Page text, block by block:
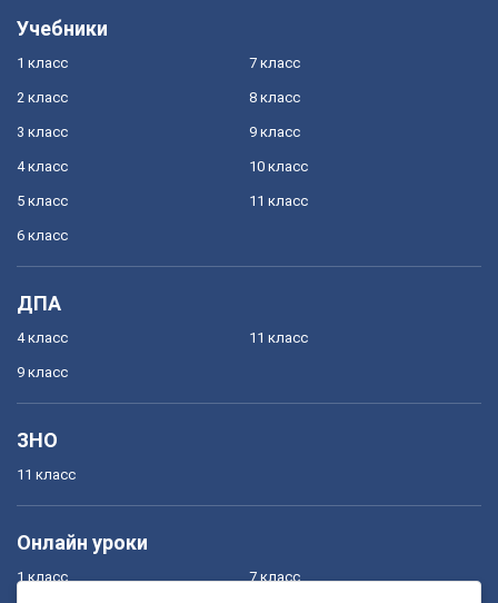
Учебники
1 класс
2 класс
3 класс
4 класс
5 класс
6 класс
7 класс
8 класс
9 класс
10 класс
11 класс
ДПА
4 класс
9 класс
11 класс
ЗНО
11 класс
Онлайн уроки
1 класс 7 класс